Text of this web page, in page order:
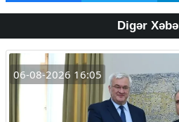
Digər
06-08-2026 16:05